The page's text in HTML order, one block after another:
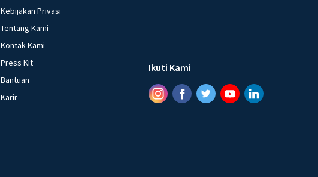
Kebijakan Privasi
Tentang Kami
Kontak Kami
Press Kit
Bantuan
Karir
Ikuti Kami